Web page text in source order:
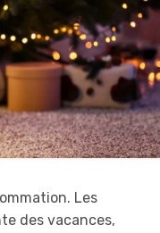
Les
des vacances,